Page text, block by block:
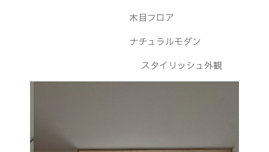
木目フロア
ナチュラルモダン
スタイリッシュ外観